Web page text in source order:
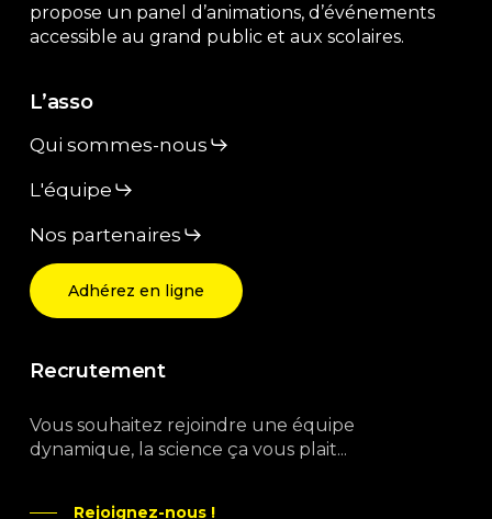
propose un panel d’animations, d’événements
accessible au grand public et aux scolaires.
L’asso
Qui sommes-nous
L'équipe
Nos partenaires
Adhérez en ligne
Recrutement
Vous souhaitez rejoindre une équipe
dynamique, la science ça vous plait...
Rejoignez-nous !